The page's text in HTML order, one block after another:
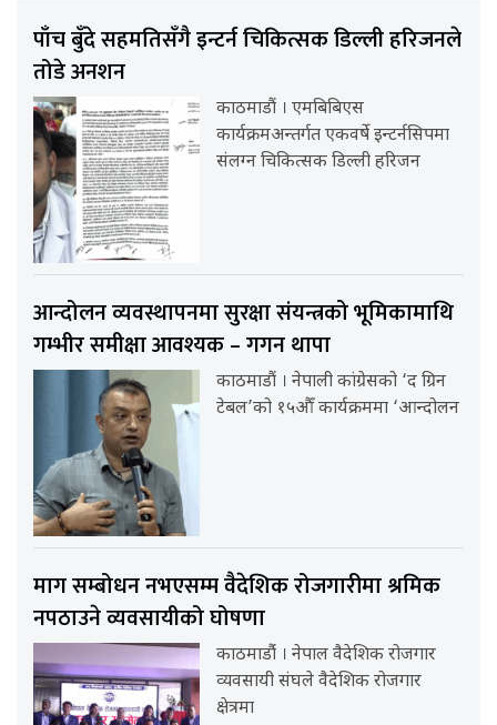
पाँच बुँदे सहमतिसँगै इन्टर्न चिकित्सक डिल्ली हरिजनले
तोडे अनशन
काठमाडौं । एमबिबिएस
कार्यक्रमअन्तर्गत एकवर्षे इन्टर्नसिपमा
संलग्न चिकित्सक डिल्ली हरिजन
आन्दोलन व्यवस्थापनमा सुरक्षा संयन्त्रको भूमिकामाथि
गम्भीर समीक्षा आवश्यक – गगन थापा
काठमाडौं । नेपाली कांग्रेसको ‘द ग्रिन
टेबल’को १५औँ कार्यक्रममा ‘आन्दोलन
माग सम्बोधन नभएसम्म वैदेशिक रोजगारीमा श्रमिक
नपठाउने व्यवसायीको घोषणा
काठमाडौंं । नेपाल वैदेशिक रोजगार
व्यवसायी संघले वैदेशिक रोजगार
क्षेत्रमा